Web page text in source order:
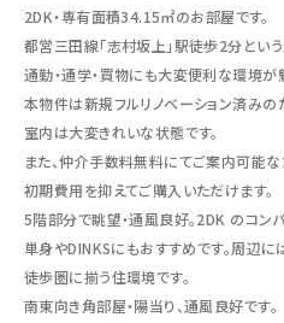
2DK・専有面積34.15㎡のお部屋です。
都営三田線「志村坂上」駅徒歩2分という
通勤・通学・買物にも大変便利な環境が
本物件は新規フルリノベーション済みの
室内は大変きれいな状態です。
また、仲介手数料無料にてご案内可能な
初期費用を抑えてご購入いただけます。
5階部分で眺望・通風良好。2DK のコン
単身やDINKSにもおすすめです。周辺
徒歩圏に揃う住環境です。
南東向き角部屋・陽当り、通風良好です。